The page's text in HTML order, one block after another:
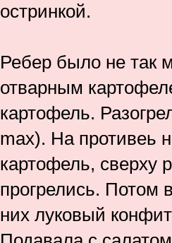
остринкой.
Ребер было не так
отварным
картофель.
max). На противеь
картофель, сверху
прогрелись. Потом
них луковый